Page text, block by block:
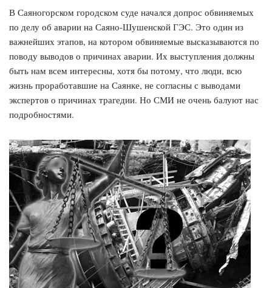
В Саяногорском городском суде начался допрос обвиняемых
по делу об аварии на Саяно-Шушенской ГЭС. Это один из
важнейших этапов, на котором обвиняемые высказываются по
поводу выводов о причинах аварии. Их выступления должны
быть нам всем интересны, хотя бы потому, что люди, всю
жизнь проработавшие на Саянке, не согласны с выводами
экспертов о причинах трагедии. Но СМИ не очень балуют нас
подробностями.